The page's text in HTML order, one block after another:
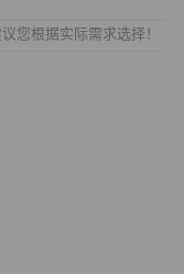
您根据实际需求选择！